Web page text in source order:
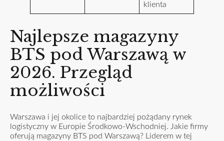
klienta
Najlepsze magazyny
BTS pod Warszawą w
2026. Przegląd
możliwości
Warszawa i jej okolice to najbardziej pożądany rynek
logistyczny w Europie Środkowo-Wschodniej. Jakie firmy
oferują magazyny BTS pod Warszawą? Liderem w tej